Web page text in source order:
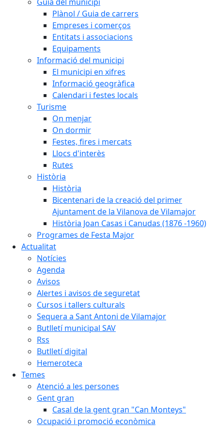
Plànol / Guia de carrers
Empreses i comerços
Entitats i associacions
Equipaments
Informació del municipi
El municipi en xifres
Informació geogràfica
Calendari i festes locals
Turisme
On menjar
On dormir
Festes, fires i mercats
Llocs d'interès
Rutes
Història
Història
Bicentenari de la creació del primer
Ajuntament de la Vilanova de Vilamajor
Història Joan Casas i Canudas (1876 -1960)
Programes de Festa Major
Actualitat
Notícies
Agenda
Avisos
Alertes i avisos de seguretat
Cursos i tallers culturals
Sequera a Sant Antoni de Vilamajor
Butlletí municipal SAV
Rss
Butlletí digital
Hemeroteca
Temes
Atenció a les persones
Gent gran
Casal de la gent gran "Can Monteys"
Ocupació i promoció econòmica